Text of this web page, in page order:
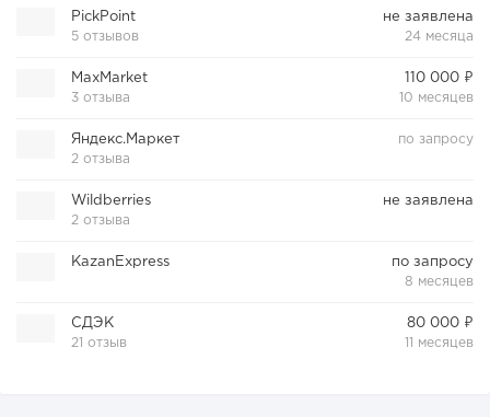
PickPoint
5 отзывов
не заявлена
24 месяца
MaxMarket
3 отзыва
110 000 ₽
10 месяцев
Яндекс.Маркет
2 отзыва
по запросу
Wildberries
2 отзыва
не заявлена
KazanExpress
по запросу
8 месяцев
СДЭК
21 отзыв
80 000 ₽
11 месяцев